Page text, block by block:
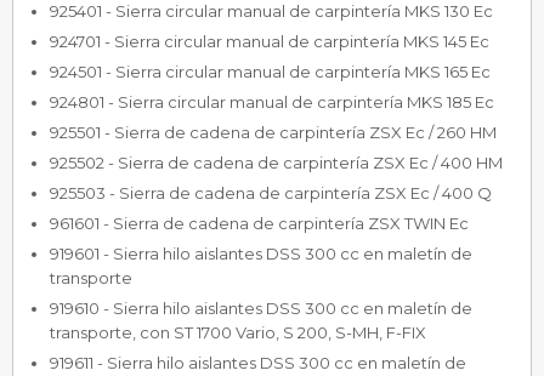
925401 - Sierra circular manual de carpintería MKS 130 Ec
924701 - Sierra circular manual de carpintería MKS 145 Ec
924501 - Sierra circular manual de carpintería MKS 165 Ec
924801 - Sierra circular manual de carpintería MKS 185 Ec
925501 - Sierra de cadena de carpintería ZSX Ec / 260 HM
925502 - Sierra de cadena de carpintería ZSX Ec / 400 HM
925503 - Sierra de cadena de carpintería ZSX Ec / 400 Q
961601 - Sierra de cadena de carpintería ZSX TWIN Ec
919601 - Sierra hilo aislantes DSS 300 cc en maletín de
transporte
919610 - Sierra hilo aislantes DSS 300 cc en maletín de
transporte, con ST 1700 Vario, S 200, S-MH, F-FIX
919611 - Sierra hilo aislantes DSS 300 cc en maletín de